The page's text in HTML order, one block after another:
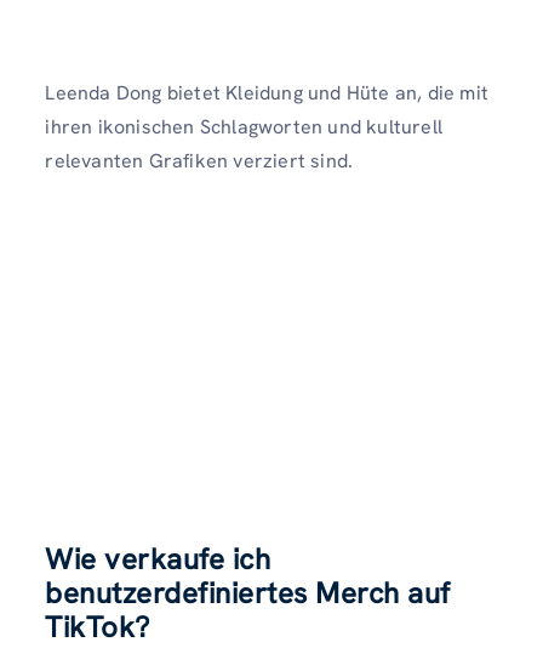
Leenda Dong bietet Kleidung und Hüte an, die mit
ihren ikonischen Schlagworten und kulturell
relevanten Grafiken verziert sind.
Wie verkaufe ich
benutzerdefiniertes Merch auf
TikTok?